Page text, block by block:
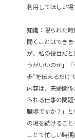
利用してほしい場
知識 ：限られた
聞くことはでき
が、私の役目だ
うがいいのか」
歩”を伝えるだけ
内容は、夫婦関
られる仕事の問
職場ですか？」
の場を続けるこ
ことで忙しい時